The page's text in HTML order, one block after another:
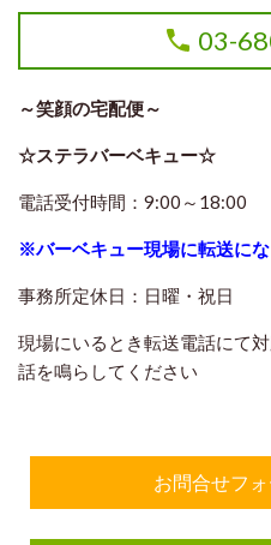
03-
～笑顔の宅配便～
☆ステラバーベキュー☆
電話受付時間：9:00～18:00
※バーベキュー現場に転送に
事務所定休日：日曜・祝日
現場にいるとき転送電話にて
話を鳴らしてください
お問合せフ